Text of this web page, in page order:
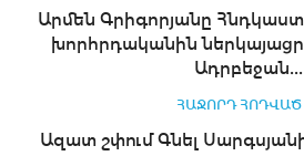
Արմեն Գրիգորյանը
խորհրդականին
Ադրբեջան...
ՀԱՋՈՐԴ ՀՈԴՎԱԾ
Ազատ շփում Գնել